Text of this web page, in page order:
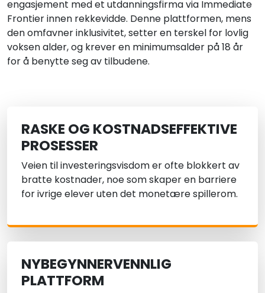
engasjement med et utdanningsfirma via Immediate
Frontier innen rekkevidde. Denne plattformen, mens
den omfavner inklusivitet, setter en terskel for lovlig
voksen alder, og krever en minimumsalder på 18 år
for å benytte seg av tilbudene.
RASKE OG KOSTNADSEFFEKTIVE
PROSESSER
Veien til investeringsvisdom er ofte blokkert av
bratte kostnader, noe som skaper en barriere
for ivrige elever uten det monetære spillerom.
NYBEGYNNERVENNLIG
PLATTFORM